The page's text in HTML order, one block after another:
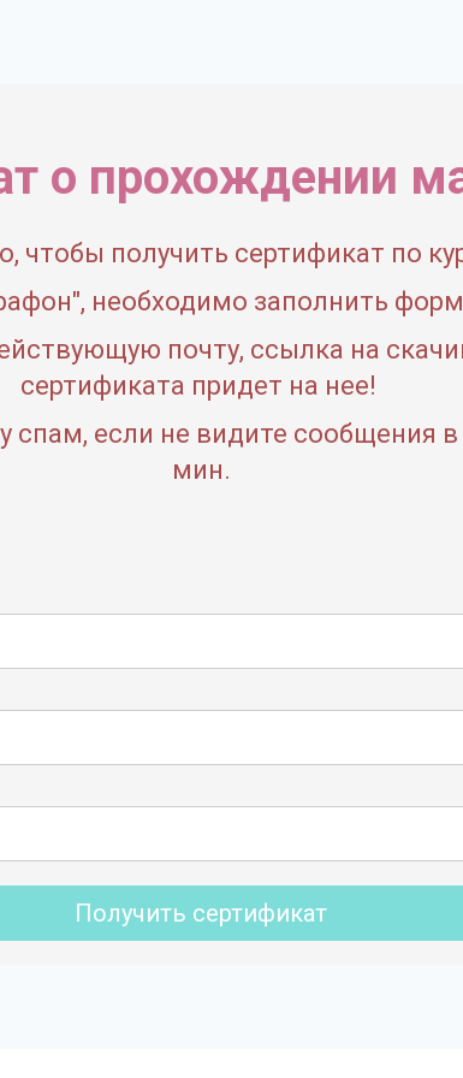
о прохождении
чтобы получить сертификат по
необходимо заполнить
почту, ссылка на
сертификата придет на нее!
спам, если не видите сообщения в
мин.
Получить сертификат